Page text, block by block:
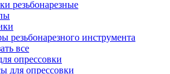
резьбонарезные
резьбонарезного инструмента
все
опрессовки
для опрессовки